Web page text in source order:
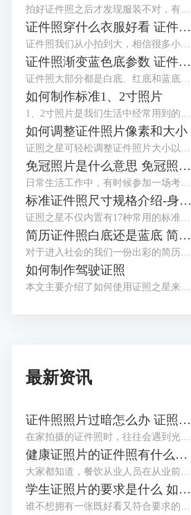
拍好证件照之后才发现服装不对，有没有免费的一键换装的照片软件？这种棘手的任务，交给证件照工具就对了！证件照工具内置多款正装、西服模板，可以很好地满足换装的需求。
证件照穿什么衣服好看 证件照衣服素材
证件照我们从小拍到大，相信很多小伙伴都发现了几乎每个照相馆都会准备两套衣服，有时候会叫我们换上他们准备的衣服拍摄。一般这种情况都是因为我们拍摄的时候穿的衣服不对，最常见的问题就是颜色与拍摄的背景色太相似，所以需要换装。那么今天就来给大家讲讲拍证件照穿什么衣服好看以及有哪些证件照衣服素材。
证件照渐变蓝色底参数 证件照渐变蓝背景怎么设置
证件照大部分都是白底、红底和蓝底，但还有一种是渐变蓝色底，有时候单位会特别指定证件照要用渐变蓝色底，那么，证件照渐变蓝色底参数是多少呢？证件照渐变蓝背景怎么设置？下面就跟着小编一起来看看吧。
如何制作标准1、2寸照片
1、2寸照片是我们生活中经常用到的照片，本文主要介绍了如何使用证照之星来制作标准的1、2寸照片，包括规格设置、裁剪照片、色彩修正、背景处理等。
如何调整证件照片像素和大小
证照之星可轻松调整证件照片大小以及证件照片的像素，让照片制作调整简单就能够完成。
免冠照片是什么意思 免冠照片是什么底
日常生活工作中，有时候参加一场考试或者办理一个证件都需要本人的免冠照片，那么，免冠照片是什么意思，免冠照片是什么底，这些你知道吗？今天小编就和大家分享一下。
标准证件照尺寸规格介绍-身份证，护照，美国签证
证照之星不仅内置有17种常用的标准证件照规格模板，还可以自定义设置任意标准证件照尺寸规格，能够支持所有的标准证件照尺寸规格的制作处理。
简历证件照白底还是蓝底 简历证件照尺寸一般多大
对于进入社会的我们一份出彩的简历是我们找一份满意的工作的前提，在简历中除了让HR关注的个人履历介绍外，就属简历证件照更能体现一个人的精神面貌，那么，我们在制作简历时，简历证件照是放白底还是蓝底呢？简历证件照尺寸一般多大呢？
如何制作驾驶证照
本文主要介绍了如何使用证照之星来制作驾驶证照片，详细介绍了从照片导入、照片修改到最后打印出标准驾驶证照的步骤。
最新资讯
证件照照片过暗怎么办 证照之星软件如何调整照片亮度
在家拍摄的证件照时，往往会遇到光线不足、光线不均匀等情况，拍摄出的证件照照片会偏暗，面部也不够清晰，甚至出现黑脸照，这类照片是不能作为证件照投入使用的。这个时候该怎么调整照片，让证件照画面更明亮通透呢？这篇文章就告诉大家证件照照片过暗怎么办，证照之星软件如何调整照片亮度。
健康证照片的证件照有什么要求 证照之星软件如何制作满足健康证标准的照片
大家都知道，餐饮从业人员在从业前都必须办理一张健康证。在办理健康证时，如果不想让办证处在现场拍摄照片，可以自行提供标准的健康证照片，那么普通人如何制作满足健康证要求的照片呢？下面就向大家介绍健康证照片的证件照有什么要求，证照之星软件如何制作满足健康证标准的照片。
学生证照片的要求是什么 如何用证照之星软件调整照片比例以满足学校要求
谁不想拥有一张既好看又符合要求的学生证照片呢？到了开学季，学校又开始催收证件照了。如果对照相馆拍摄的证件照不满意，还可以自己在家制作证件照，只需了解学生证件照要求后，下载专业的证件照制作软件制作，还省了去照相馆的费用。这篇文章就告诉大家学生证照片的要求是什么，如何用证照之星软件调整照片比例以满足学校要求。